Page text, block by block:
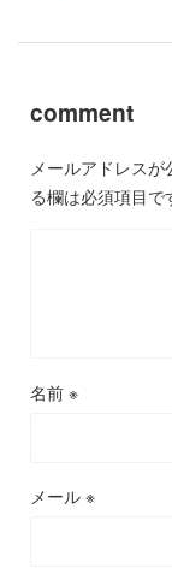
comment
メールアドレスが
る欄は必須項目で
名前 ※
メール ※